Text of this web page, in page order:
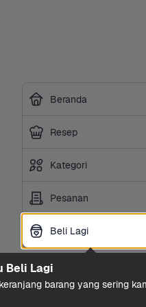
Beranda
Resep
Kategori
Pesanan
Beli Lagi
Beli Lagi
Beli Lagi
barang yang sering